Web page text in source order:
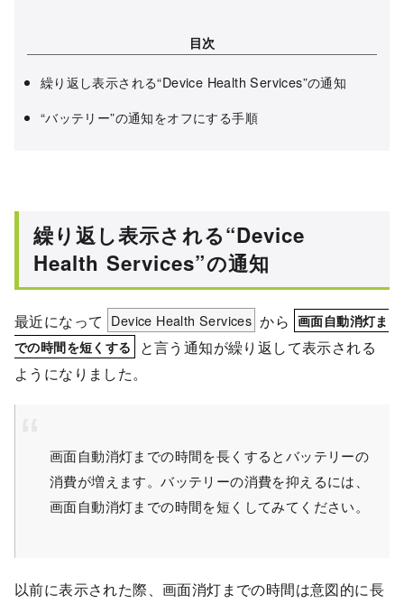
目次
繰り返し表示される“Device Health Services”の通知
“バッテリー”の通知をオフにする手順
繰り返し表示される“Device
Health Services”の通知
最近になって Device Health Services から 画面自動消灯ま
での時間を短くする
と言う通知が繰り返して表示される
ようになりました。
画面自動消灯までの時間を長くするとバッテリーの
消費が増えます。バッテリーの消費を抑えるには、
画面自動消灯までの時間を短くしてみてください。
以前に表示された際、画面消灯までの時間は意図的に長